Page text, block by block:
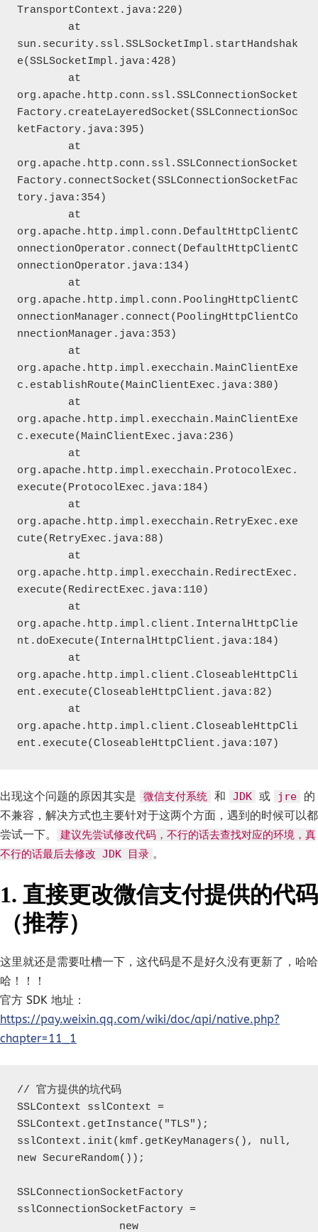
TransportContext.java:220)
sun.security.ssl.SSLSocketImpl.startHandshak
e(SSLSocketImpl.java:428)
org.apache.http.conn.ssl.SSLConnectionSocket
Factory.createLayeredSocket(SSLConnectionSoc
ketFactory.java:395)
org.apache.http.conn.ssl.SSLConnectionSocket
Factory.connectSocket(SSLConnectionSocketFac
tory.java:354)
org.apache.http.impl.conn.DefaultHttpClientC
onnectionOperator.connect(DefaultHttpClientC
onnectionOperator.java:134)
org.apache.http.impl.conn.PoolingHttpClientC
onnectionManager.connect(PoolingHttpClientCo
nnectionManager.java:353)
org.apache.http.impl.execchain.MainClientExe
c.establishRoute(MainClientExec.java:380)
org.apache.http.impl.execchain.MainClientExe
c.execute(MainClientExec.java:236)
org.apache.http.impl.execchain.ProtocolExec.
execute(ProtocolExec.java:184)
org.apache.http.impl.execchain.RetryExec.exe
cute(RetryExec.java:88)
org.apache.http.impl.execchain.RedirectExec.
execute(RedirectExec.java:110)
org.apache.http.impl.client.InternalHttpClie
nt.doExecute(InternalHttpClient.java:184)
org.apache.http.impl.client.CloseableHttpCli
ent.execute(CloseableHttpClient.java:82)
org.apache.http.impl.client.CloseableHttpCli
ent.execute(CloseableHttpClient.java:107)
出现这个问题的原因其实是 微信支付系统 和 JDK 或 jre
的
不兼容，解决方式也主要针对于这两个方面，遇到的时候可以都
尝试一下。
建议先尝试修改代码，不行的话去查找对应的环境，真
不行的话最后去修改 JDK 目录 。
1. 直接更改微信支付提供的代码
（推荐）
这里就还是需要吐槽一下，这代码是不是好久没有更新了，哈哈
哈！！！
官方 SDK 地址：
https://pay.weixin.qq.com/wiki/doc/api/native.php?
chapter=11_1
// 官方提供的坑代码
SSLContext sslContext =
SSLContext.getInstance("TLS");
sslContext.init(kmf.getKeyManagers(), null,
new SecureRandom());
SSLConnectionSocketFactory
sslConnectionSocketFactory =